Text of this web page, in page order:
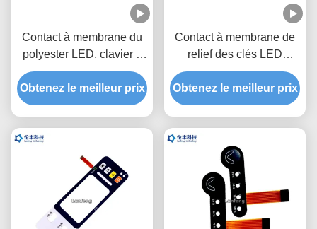
Contact à membrane du
polyester LED, clavier à
membrane fait sur
commande de circuit
flexible
Obtenez le meilleur prix
Contact à membrane de
relief des clés LED
d'ANIMAL FAMILIER,
clavier numérique fait sur
commande de membrane
Obtenez le meilleur prix